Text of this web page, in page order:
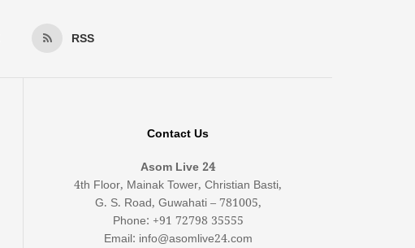
RSS
Contact Us
Asom Live 24
4th Floor, Mainak Tower, Christian Basti,
G. S. Road, Guwahati – 781005,
Phone: +91 72798 35555
Email: info@asomlive24.com